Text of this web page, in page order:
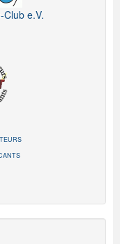
Club e.V.